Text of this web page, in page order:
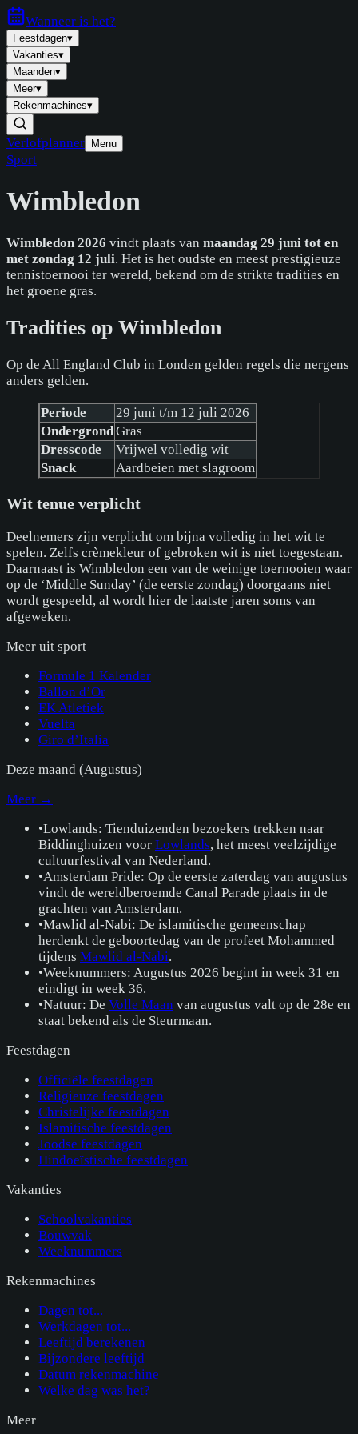
Wanneer is het?
Feestdagen▾
Vakanties▾
Maanden▾
Meer▾
Rekenmachines▾
Verlofplanner Menu
Sport
Wimbledon
Wimbledon 2026 vindt plaats van maandag 29 juni tot en
met zondag 12 juli. Het is het oudste en meest prestigieuze
tennistoernooi ter wereld, bekend om de strikte tradities en
het groene gras.
Tradities op Wimbledon
Op de All England Club in Londen gelden regels die nergens
anders gelden.
Periode
29 juni t/m 12 juli 2026
OndergrondGras
Dresscode
Vrijwel volledig wit
Snack
Aardbeien met slagroom
Wit tenue verplicht
Deelnemers zijn verplicht om bijna volledig in het wit te
spelen. Zelfs crèmekleur of gebroken wit is niet toegestaan.
Daarnaast is Wimbledon een van de weinige toernooien waar
op de ‘Middle Sunday’ (de eerste zondag) doorgaans niet
wordt gespeeld, al wordt hier de laatste jaren soms van
afgeweken.
Meer uit sport
Formule 1 Kalender
Ballon d’Or
EK Atletiek
Vuelta
Giro d’Italia
Deze maand (Augustus)
Meer →
•Lowlands: Tienduizenden bezoekers trekken naar
Biddinghuizen voor Lowlands, het meest veelzijdige
cultuurfestival van Nederland.
•Amsterdam Pride: Op de eerste zaterdag van augustus
vindt de wereldberoemde Canal Parade plaats in de
grachten van Amsterdam.
•Mawlid al-Nabi: De islamitische gemeenschap
herdenkt de geboortedag van de profeet Mohammed
tijdens Mawlid al-Nabi.
•Weeknummers: Augustus 2026 begint in week 31 en
eindigt in week 36.
•Natuur: De Volle Maan van augustus valt op de 28e en
staat bekend als de Steurmaan.
Feestdagen
Officiële feestdagen
Religieuze feestdagen
Christelijke feestdagen
Islamitische feestdagen
Joodse feestdagen
Hindoeïstische feestdagen
Vakanties
Schoolvakanties
Bouwvak
Weeknummers
Rekenmachines
Dagen tot...
Werkdagen tot...
Leeftijd berekenen
Bijzondere leeftijd
Datum rekenmachine
Welke dag was het?
Meer